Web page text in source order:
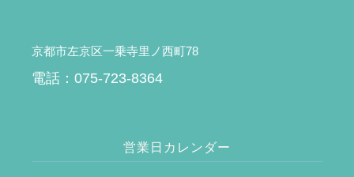
京都市左京区一乗寺里ノ西町78
電話：075-723-8364
営業日カレンダー